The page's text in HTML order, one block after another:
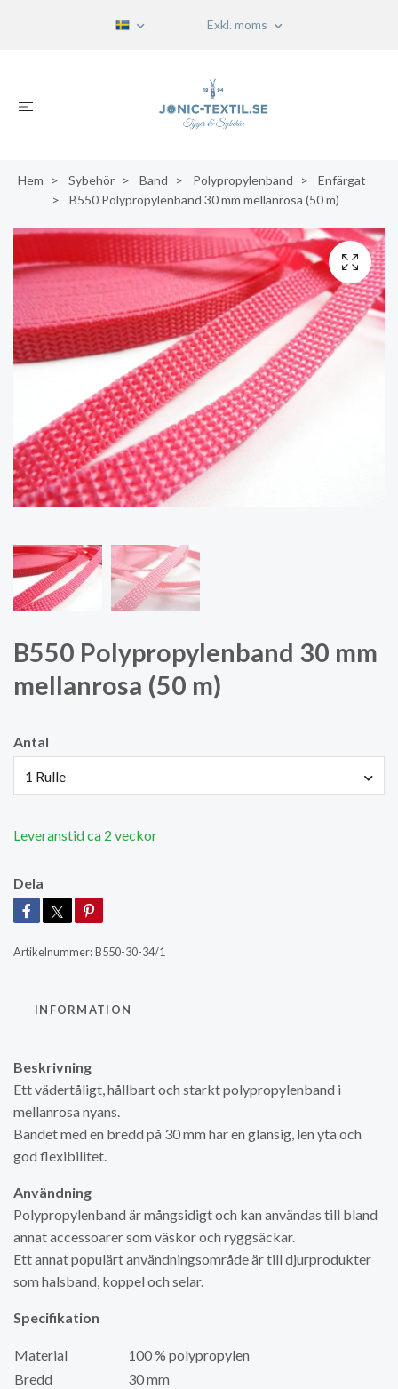
Exkl. moms
Hem Sybehör Band Polypropylenband
Enfärgat
B550 Polypropylenband 30 mm mellanrosa (50 m)
B550 Polypropylenband 30 mm
mellanrosa (50 m)
Antal
1 Rulle
Leveranstid ca 2 veckor
Dela
Artikelnummer:B550-30-34/1
INFORMATION
Beskrivning
Ett vädertåligt, hållbart och starkt polypropylenband i
mellanrosa nyans.
Bandet med en bredd på 30 mm har en glansig, len yta och
god flexibilitet.
Användning
Polypropylenband är mångsidigt och kan användas till bland
annat accessoarer som väskor och ryggsäckar.
Ett annat populärt användningsområde är till djurprodukter
som halsband, koppel och selar.
Specifikation
Material
100 % polypropylen
Bredd
30 mm